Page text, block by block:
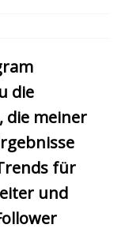
die
die meiner
für
und